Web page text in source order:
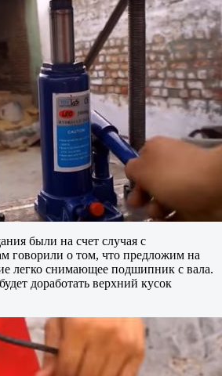
были на счет случая с
о том, что предложим на
легко снимающее подшипник с вала.
доработать верхний кусок